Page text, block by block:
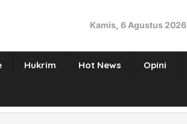
Kamis, 6 Agustus 2026
Hukrim Hot News Opini